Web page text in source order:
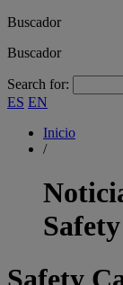
Buscador
Buscador
Search for:
ES EN
Inicio
/